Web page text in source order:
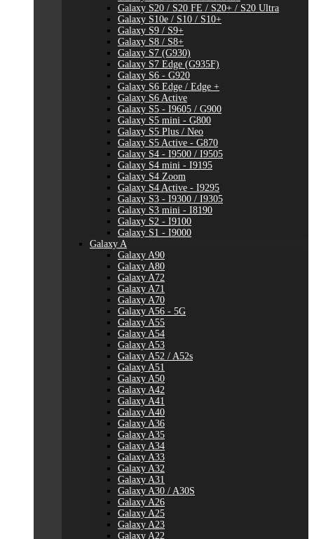
Galaxy S20 / S20 FE / S20+ / S20 Ultra
Galaxy S10e / S10 / S10+
Galaxy S9 / S9+
Galaxy S8 / S8+
Galaxy S7 (G930)
Galaxy S7 Edge (G935F)
Galaxy S6 - G920
Galaxy S6 Edge / Edge +
Galaxy S6 Active
Galaxy S5 - I9605 / G900
Galaxy S5 mini - G800
Galaxy S5 Plus / Neo
Galaxy S5 Active - G870
Galaxy S4 - I9500 / I9505
Galaxy S4 mini - I9195
Galaxy S4 Zoom
Galaxy S4 Active - I9295
Galaxy S3 - I9300 / I9305
Galaxy S3 mini - I8190
Galaxy S2 - I9100
Galaxy S1 - I9000
Galaxy A
Galaxy A90
Galaxy A80
Galaxy A72
Galaxy A71
Galaxy A70
Galaxy A56 - 5G
Galaxy A55
Galaxy A54
Galaxy A53
Galaxy A52 / A52s
Galaxy A51
Galaxy A50
Galaxy A42
Galaxy A41
Galaxy A40
Galaxy A36
Galaxy A35
Galaxy A34
Galaxy A33
Galaxy A32
Galaxy A31
Galaxy A30 / A30S
Galaxy A26
Galaxy A25
Galaxy A23
Galaxy A22